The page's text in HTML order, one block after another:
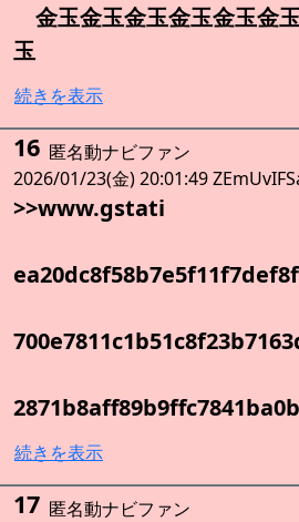
金玉金玉金玉金玉金玉金
玉
続きを表示
16 匿名動ナビファン
2026/01/23(金) 20:01:49
>>www.gstati
続きを表示
17 匿名動ナビファン